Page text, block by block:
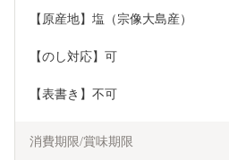
【のし対応】可
消費期限/賞味期限